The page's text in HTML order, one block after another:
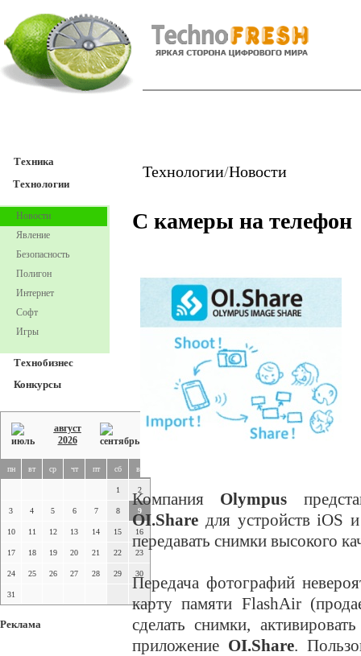
Техника
Технологии
Новости
Явление
Безопасность
Полигон
Интернет
Софт
Игры
Технобизнес
Конкурсы
август
2026
пн вт ср чт пт сб вс
1 2
3 4 5 6 7 8 9
10 11 12 13 14 15 16
17 18 19 20 21 22 23
24 25 26 27 28 29 30
31
Реклама
Технологии/Новости
С камеры на телефон
Компания Olympus
OI.Share для устройств iOS
передавать снимки высокого
Передача фотографий
карту памяти FlashAir
сделать снимки,
приложение OI.Share.